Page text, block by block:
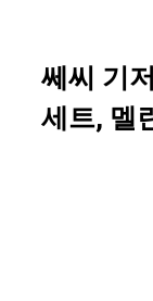
쎄씨 기
세트, 멜